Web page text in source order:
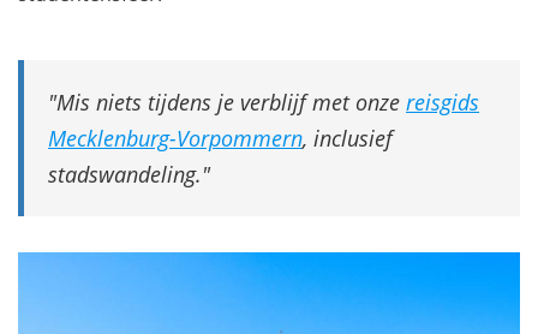
Mis niets tijdens je verblijf met onze reisgids
Mecklenburg-Vorpommern, inclusief
stadswandeling.